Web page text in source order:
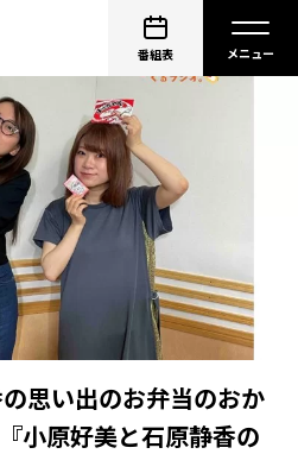
番組表
思い出のお弁当のおか
小原好美と石原静香の